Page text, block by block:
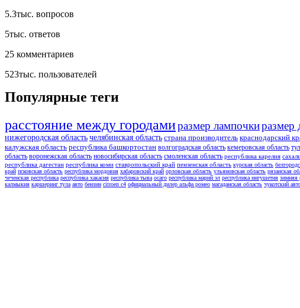
5.3тыс. вопросов
5тыс. ответов
25 комментариев
523тыс. пользователей
Популярные теги
расстояние между городамиразмер лампочкиразмер
нижегородская область челябинская область страна производитель краснодарский
калужская область республика башкортостан волгоградская область кемеровская область
область воронежская область новосибирская область смоленская область республика карелия
республика дагестан республика коми ставропольский край пензенская область курская область
край псковская область республика мордовия хабаровский край орловская область ульяновская область рязанская
чеченская республика республика хакасия республика тыва осаго республика марий эл республика ингушетия зимняя
калмыкия каршеринг тула авто бензин citroen c4 официальный дилер альфа ромео магаданская область чукотский